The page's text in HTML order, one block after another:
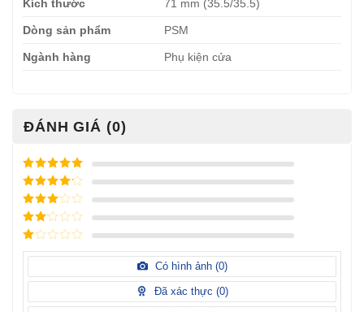
Kích thước 71 mm (35.5/35.5)
Dòng sản phẩm PSM
Ngành hàng Phụ kiện cửa
ĐÁNH GIÁ (0)
Được xếp
hạng
5
5
sao
Được xếp
hạng
4
5
sao
Được
xếp
hạng3
5 sao
Được
hạng
sao
Được
hạng
sao
Có hình ảnh (0)
Đã xác thực (0)